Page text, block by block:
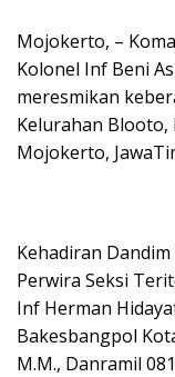
Mojokerto, –
Kolonel Inf Beni
meresmikan
Kelurahan Blooto,
Mojokerto,
Kehadiran
Perwira Seksi
Inf Herman
Bakesbangpol
M.M., Danramil